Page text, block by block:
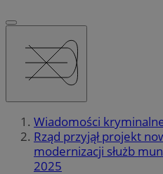
Wiadomości
Rząd przyjął projekt
modernizacji służb
2025